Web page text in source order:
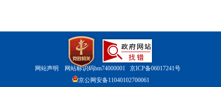
网站声明 网站标识码bm74000001 京ICP备06017241号
京公网安备11040102700061